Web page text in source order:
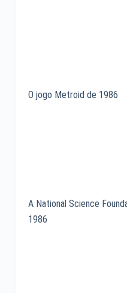
O jogo Metroid de 1986
A National Science
1986